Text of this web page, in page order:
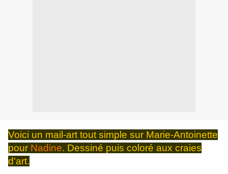
Voici un mail-art tout simple sur Marie-Antoinette
pour Nadine. Dessiné puis coloré aux craies
d'art.